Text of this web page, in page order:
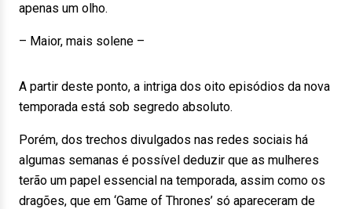
apenas um olho.
– Maior, mais solene –
A partir deste ponto, a intriga dos oito episódios da nova
temporada está sob segredo absoluto.
Porém, dos trechos divulgados nas redes sociais há
algumas semanas é possível deduzir que as mulheres
terão um papel essencial na temporada, assim como os
dragões, que em ‘Game of Thrones’ só apareceram de